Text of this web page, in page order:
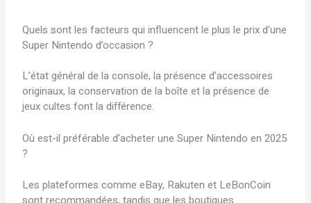
Quels sont les facteurs qui influencent le plus le prix d’une
Super Nintendo d’occasion ?
L’état général de la console, la présence d’accessoires
originaux, la conservation de la boîte et la présence de
jeux cultes font la différence.
Où est-il préférable d’acheter une Super Nintendo en 2025
?
Les plateformes comme eBay, Rakuten et LeBonCoin